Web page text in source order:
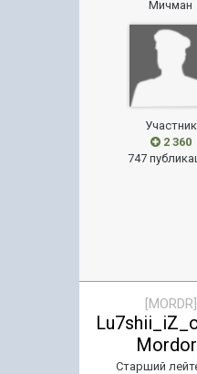
Мичман
Участник
2 360
747
[MORDR]
Старший